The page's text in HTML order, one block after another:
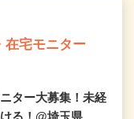
在宅モニター
ター大募集！未経
る！@埼玉県